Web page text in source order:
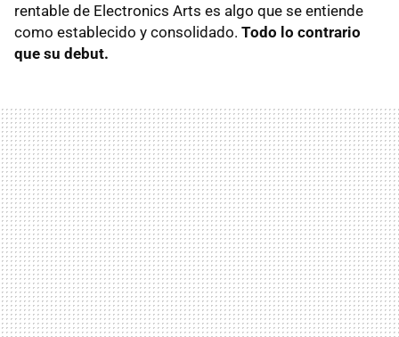
rentable de Electronics Arts es algo que se entiende
como establecido y consolidado. Todo lo contrario
que su debut.